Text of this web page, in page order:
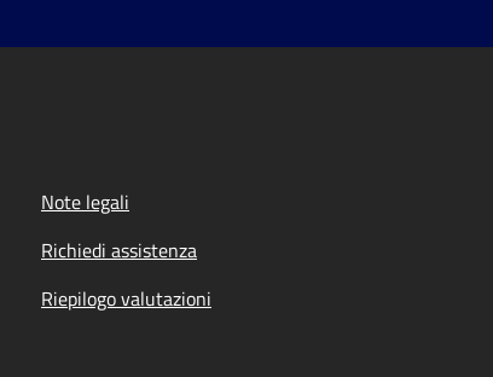
Note legali
Richiedi assistenza
Riepilogo valutazioni